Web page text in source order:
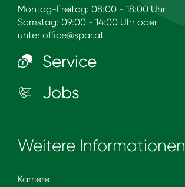
Montag-Freitag: 08:00 - 18:00 Uhr
Samstag: 09:00 - 14:00 Uhr oder
unter office@spar.at
Service
Jobs
Weitere Informationen
Karriere